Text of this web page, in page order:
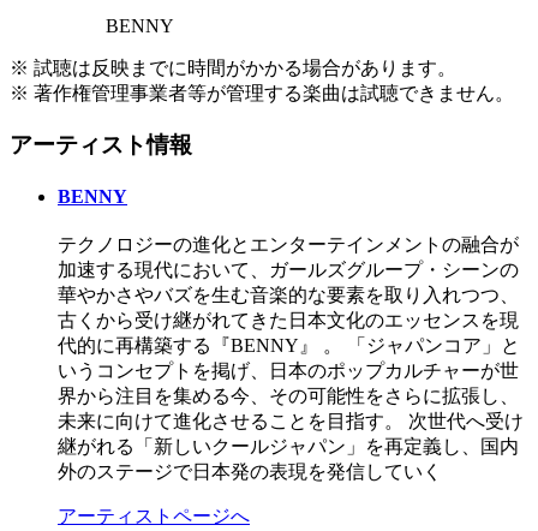
BENNY
※ 試聴は反映までに時間がかかる場合があります。
※ 著作権管理事業者等が管理する楽曲は試聴できません。
アーティスト情報
BENNY
テクノロジーの進化とエンターテインメントの融合が
加速する現代において、ガールズグループ・シーンの
華やかさやバズを生む音楽的な要素を取り入れつつ、
古くから受け継がれてきた日本文化のエッセンスを現
代的に再構築する『BENNY』 。 「ジャパンコア」と
いうコンセプトを掲げ、日本のポップカルチャーが世
界から注目を集める今、その可能性をさらに拡張し、
未来に向けて進化させることを目指す。 次世代へ受け
継がれる「新しいクールジャパン」を再定義し、国内
外のステージで日本発の表現を発信していく
アーティストページへ